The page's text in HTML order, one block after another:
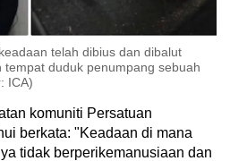
telah dibius dan dibalut
duduk penumpang sebuah
ICA)
komuniti Persatuan
berkata: "Keadaan di mana
tidak berperikemanusiaan dan